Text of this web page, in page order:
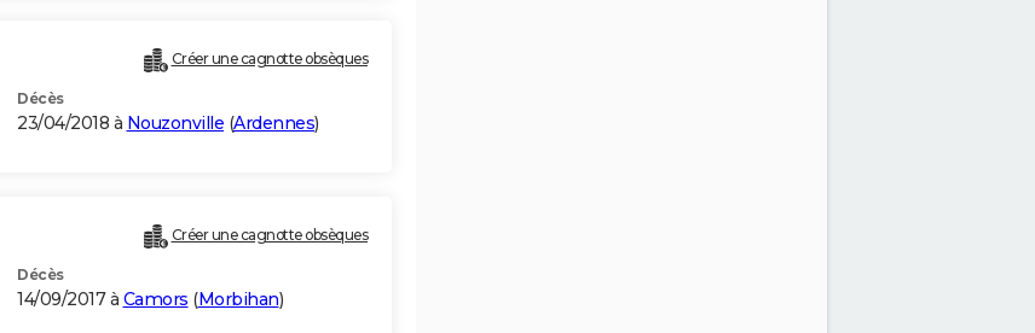
Créer une cagnotte obsèques
Décès
23/04/2018 à Nouzonville (Ardennes)
Créer une cagnotte obsèques
Décès
14/09/2017 à Camors (Morbihan)